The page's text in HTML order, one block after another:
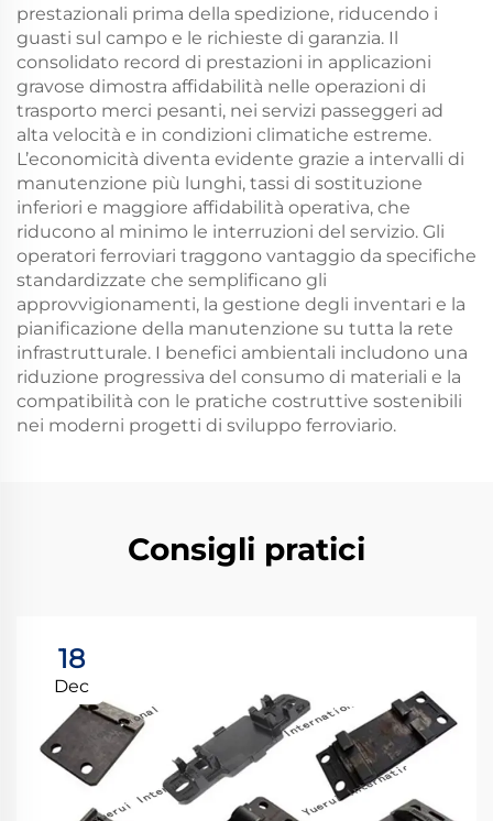
prestazionali prima della spedizione, riducendo i
guasti sul campo e le richieste di garanzia. Il
consolidato record di prestazioni in applicazioni
gravose dimostra affidabilità nelle operazioni di
trasporto merci pesanti, nei servizi passeggeri ad
alta velocità e in condizioni climatiche estreme.
L’economicità diventa evidente grazie a intervalli di
manutenzione più lunghi, tassi di sostituzione
inferiori e maggiore affidabilità operativa, che
riducono al minimo le interruzioni del servizio. Gli
operatori ferroviari traggono vantaggio da specifiche
standardizzate che semplificano gli
approvvigionamenti, la gestione degli inventari e la
pianificazione della manutenzione su tutta la rete
infrastrutturale. I benefici ambientali includono una
riduzione progressiva del consumo di materiali e la
compatibilità con le pratiche costruttive sostenibili
nei moderni progetti di sviluppo ferroviario.
Consigli pratici
18
Dec